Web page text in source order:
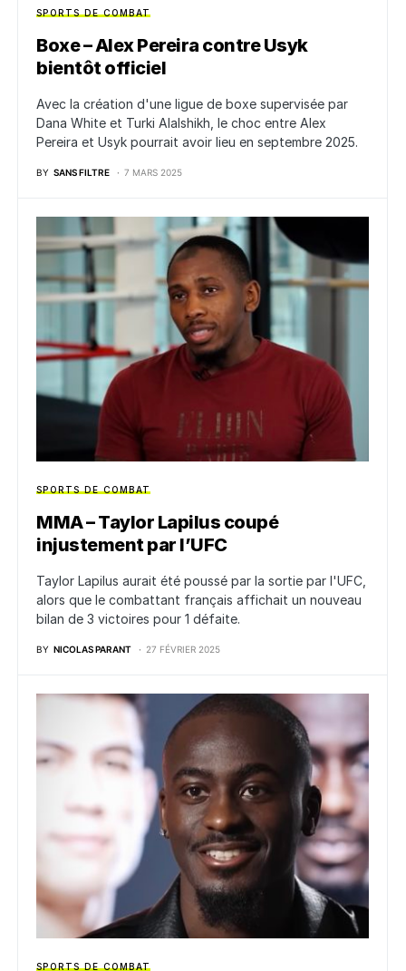
SPORTS DE COMBAT
Boxe – Alex Pereira contre Usyk
bientôt officiel
Avec la création d'une ligue de boxe supervisée par
Dana White et Turki Alalshikh, le choc entre Alex
Pereira et Usyk pourrait avoir lieu en septembre 2025.
BY SANS FILTRE 7 MARS 2025
SPORTS DE COMBAT
MMA – Taylor Lapilus coupé
injustement par l’UFC
Taylor Lapilus aurait été poussé par la sortie par l'UFC,
alors que le combattant français affichait un nouveau
bilan de 3 victoires pour 1 défaite.
BY NICOLAS PARANT 27 FÉVRIER 2025
SPORTS DE COMBAT